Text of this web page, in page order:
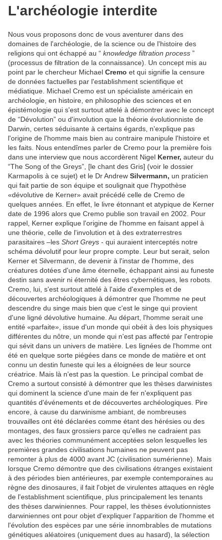
L'archéologie interdite
Nous vous proposons donc de vous aventurer dans des
domaines de l'archéologie, de la science ou de l'histoire des
religions qui ont échappé au “ knowledge filtration process ”
(processus de filtration de la connaissance). Un concept mis au
point par le chercheur Michael Cremo et qui signifie la censure
de données factuelles par l'establishment scientifique et
médiatique. Michael Cremo est un spécialiste américain en
archéologie, en histoire, en philosophie des sciences et en
épistémologie qui s'est surtout attelé à démontrer avec le concept
de “Dévolution” ou d'involution que la théorie évolutionniste de
Darwin, certes séduisante à certains égards, n'explique pas
l'origine de l'homme mais bien au contraire manipule l'histoire et
les faits. Nous entendîmes parler de Cremo pour la première fois
dans une interview que nous accordèrent Nigel Kerner, auteur du
“The Song of the Greys”, [le chant des Gris] (voir le dossier
Karmapolis à ce sujet) et le Dr Andrew Silvermann, un praticien
qui fait partie de son équipe et soulignait que l'hypothèse
«dévolutive de Kerner» avait précédé celle de Cremo de
quelques années. En effet, le livre étonnant et atypique de Kerner
date de 1996 alors que Cremo publie son travail en 2002. Pour
rappel, Kerner explique l'origine de l'homme en faisant appel à
une théorie, celle de l'involution et à des extraterrestres
parasitaires –les Short Greys - qui auraient interceptés notre
schéma dévolutif pour leur propre compte. Leur but serait, selon
Kerner et Silvermann, de devenir à l'instar de l'homme, des
créatures dotées d'une âme éternelle, échappant ainsi au funeste
destin sans avenir ni éternité des êtres cybernétiques, les robots.
Cremo, lui, s'est surtout attelé à l'aide d'exemples et de
découvertes archéologiques à démontrer que l'homme ne peut
descendre du singe mais bien que c'est le singe qui provient
d'une ligné dévolutive humaine. Au départ, l'homme serait une
entité «parfaite», issue d'un monde qui obéit à des lois physiques
différentes du nôtre, un monde qui n'est pas affecté par l'entropie
qui sévit dans un univers de matière. Les lignées de l'homme ont
été en quelque sorte piégées dans ce monde de matière et ont
connu un destin funeste qui les a éloignées de leur source
créatrice. Mais là n'est pas la question. Le principal combat de
Cremo a surtout consisté à démontrer que les thèses darwinistes
qui dominent la science d'une main de fer n'expliquent pas
quantités d'événements et de découvertes archéologiques. Pire
encore, à cause du darwinisme ambiant, de nombreuses
trouvailles ont été déclarées comme étant des hérésies ou des
montages, des faux grossiers parce qu'elles ne cadraient pas
avec les théories communément acceptées selon lesquelles les
premières grandes civilisations humaines ne peuvent pas
remonter à plus de 4000 avant JC (civilisation sumérienne). Mais
lorsque Cremo démontre que des civilisations étranges existaient
à des périodes bien antérieures, par exemple contemporaines au
règne des dinosaures, il fait l'objet de virulentes attaques en règle
de l'establishment scientifique, plus principalement les tenants
des thèses darwiniennes. Pour rappel, les thèses évolutionnistes
darwiniennes ont pour objet d'expliquer l'apparition de l'homme et
l'évolution des espèces par une série innombrables de mutations
génétiques aléatoires (uniquement dues au hasard), la sélection